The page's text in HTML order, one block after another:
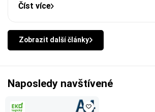
Číst více
Zobrazit další články
Naposledy navštívené